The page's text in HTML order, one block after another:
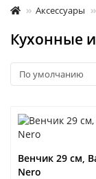
Аксессуары
Кухонные
Венчик 29 см,
Nero